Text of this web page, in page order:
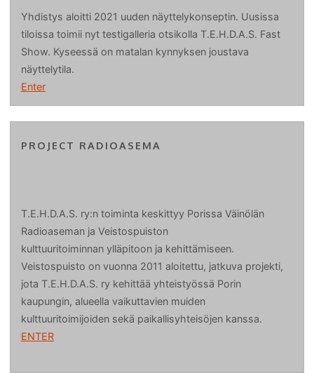
Yhdistys aloitti 2021 uuden näyttelykonseptin. Uusissa
tiloissa toimii nyt testigalleria otsikolla T.E.H.D.A.S. Fast
Show. Kyseessä on matalan kynnyksen joustava
näyttelytila.
Enter
PROJECT RADIOASEMA
T.E.H.D.A.S. ry:n toiminta keskittyy Porissa Väinölän
Radioaseman ja Veistospuiston
kulttuuritoiminnan ylläpitoon ja kehittämiseen.
Veistospuisto on vuonna 2011 aloitettu, jatkuva projekti,
jota T.E.H.D.A.S. ry kehittää yhteistyössä Porin
kaupungin, alueella vaikuttavien muiden
kulttuuritoimijoiden sekä paikallisyhteisöjen kanssa.
ENTER